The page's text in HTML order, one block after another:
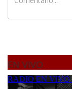
EN VIVO